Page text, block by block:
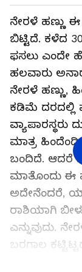
ನೇರಳೆ ಹಣ್ಣು ಈ
ಬಿಟ್ಟಿದೆ. ಕಳೆದ
ಫಸಲು ಎಂದೇ
ಹಲವಾರು
ನೇರಳೆ ಹಣ್ಣು,
ಕಡಿಮೆ ದರದಲ್ಲಿ
ವ್ಯಾಪಾರಸ್ಥರು
ಮಾತ್ರ
ಬಂದಿದೆ. ಆದರೆ
ಮಾತೊಂದು ಈ
ಅದೇನೆಂದರೆ,
ರಾಶಿಯಾಗಿ
ಎನ್ನುವುದು.
ಬರಗಾಲ